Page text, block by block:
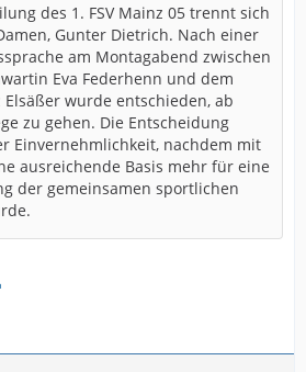
des 1. FSV Mainz 05 trennt sich
Gunter Dietrich. Nach einer
am Montagabend zwischen
Eva Federhenn und dem
wurde entschieden, ab
zu gehen. Die Entscheidung
Einvernehmlichkeit, nachdem mit
ausreichende Basis mehr für eine
der gemeinsamen sportlichen